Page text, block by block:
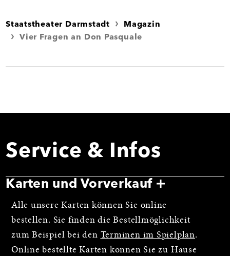
Staatstheater Darmstadt
Magazin
Vier Fragen an Don Pasquale
Service & Infos
Karten und Vorverkauf
Alle unsere Karten können Sie online
bestellen. Sie finden die Bestellmöglichkeit
zum Beispiel bei den Terminen im Spielplan.
Online bestellte Karten können Sie zu Hause